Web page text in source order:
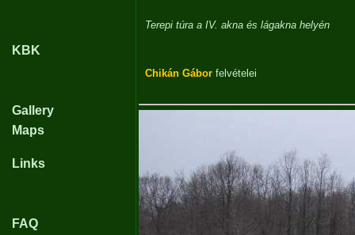
KBK
Gallery
Maps
Links
FAQ
Terepi túra a IV. akna és lágakna helyén
Chikán Gábor felvételei